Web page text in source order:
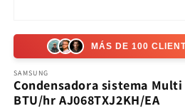
elemento
multimedia
1
una
ventana
modal
MÁS DE 100
SAMSUNG
Condensadora sistema Multi
BTU/hr AJ068TXJ2KH/EA